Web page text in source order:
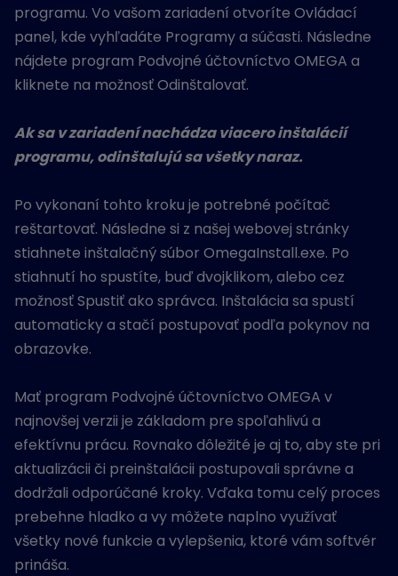
programu. Vo vašom zariadení otvoríte Ovládací
panel, kde vyhľadáte Programy a súčasti. Následne
nájdete program Podvojné účtovníctvo OMEGA a
kliknete na možnosť Odinštalovať.
Ak sa v zariadení nachádza viacero inštalácií
programu, odinštalujú sa všetky naraz.
Po vykonaní tohto kroku je potrebné počítač
reštartovať. Následne si z našej webovej stránky
stiahnete inštalačný súbor OmegaInstall.exe. Po
stiahnutí ho spustíte, buď dvojklikom, alebo cez
možnosť Spustiť ako správca. Inštalácia sa spustí
automaticky a stačí postupovať podľa pokynov na
obrazovke.
Mať program Podvojné účtovníctvo OMEGA v
najnovšej verzii je základom pre spoľahlivú a
efektívnu prácu. Rovnako dôležité je aj to, aby ste pri
aktualizácii či preinštalácii postupovali správne a
dodržali odporúčané kroky. Vďaka tomu celý proces
prebehne hladko a vy môžete naplno využívať
všetky nové funkcie a vylepšenia, ktoré vám softvér
prináša.